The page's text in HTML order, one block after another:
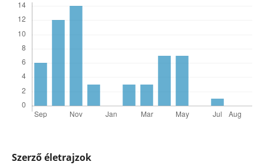
Szerző életrajzok